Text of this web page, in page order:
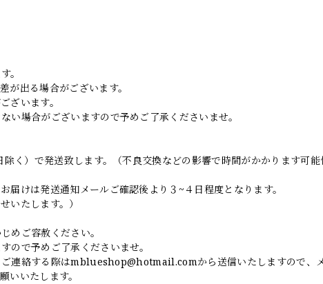
。
出る場合がございます。
ざいます。
場合がございますので予めご了承くださいませ。
く）で発送致します。（不良交換などの影響で時間がかかります可
けは発送通知メールご確認後より３~４日程度となります。
いたします。）
めご容赦ください。
ので予めご了承くださいませ。
連絡する際はmblueshop@hotmail.comから送信いたしますので、
いいたします。